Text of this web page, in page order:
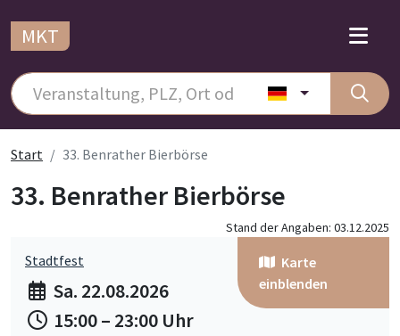
MKT
Start 33. Benrather Bierbörse
33. Benrather Bierbörse
Stand der Angaben: 03.12.2025
Karte
einblenden
Stadtfest
Sa. 22.08.2026
15:00 – 23:00 Uhr